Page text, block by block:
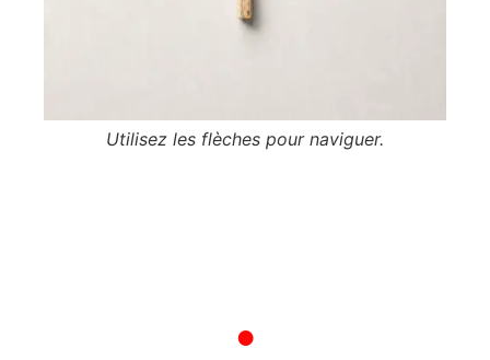
Utilisez les flèches pour naviguer.
●